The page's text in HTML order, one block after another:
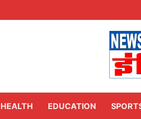
HEALTH EDUCATION